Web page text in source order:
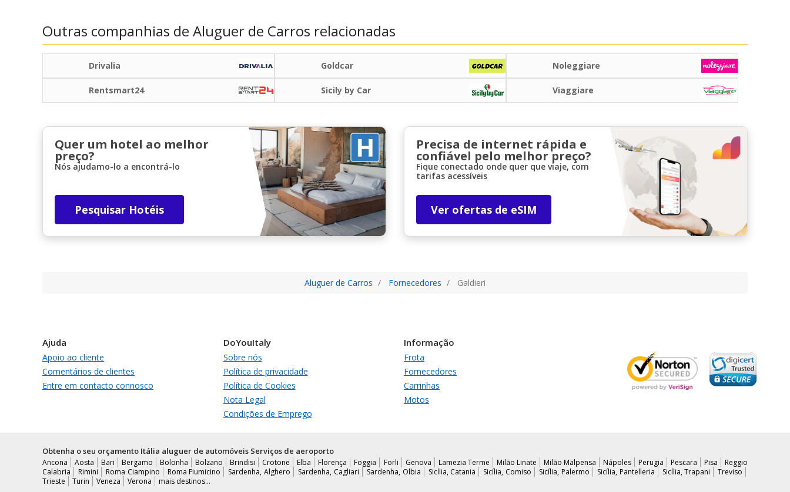
Outras companhias de Aluguer de Carros relacionadas
Drivalia Goldcar Noleggiare
Rentsmart24 Sicily by Car Viaggiare
Quer um hotel ao melhor
preço?
Nós ajudamo-lo a encontrá-lo
Pesquisar Hotéis
Precisa de internet rápida e
confiável pelo melhor preço?
Fique conectado onde quer que viaje, com
tarifas acessíveis
Ver ofertas de eSIM
Aluguer de Carros Fornecedores Galdieri
Ajuda
Apoio ao cliente
Comentários de clientes
Entre em contacto connosco
DoYouItaly
Sobre nós
Política de privacidade
Política de Cookies
Nota Legal
Condições de Emprego
Informação
Frota
Fornecedores
Carrinhas
Motos
Obtenha o seu orçamento Itália aluguer de automóveis Serviços de aeroporto
Ancona Aosta Bari Bergamo Bolonha Bolzano Brindisi Crotone Elba Florença Foggia Forli Genova Lamezia Terme Milão Linate Milão Malpensa Nápoles Perugia Pescara Pisa
Reggio
Calabria
Rimini Roma Ciampino Roma Fiumicino Sardenha, Alghero Sardenha, Cagliari Sardenha, Olbia Sicília, Catania Sicília, Comiso Sicília, Palermo Sicília, Pantelleria Sicília, Trapani
Treviso
Trieste
Turin Veneza Verona
mais destinos...